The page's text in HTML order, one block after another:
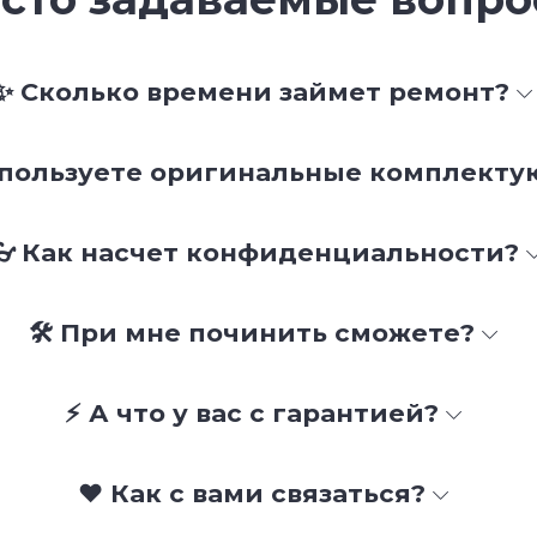
Сколько времени займет ремонт?
оригинальные
Как насчет конфиденциальности?
🛠 При мне починить сможете?
⚡ А что у вас с гарантией?
❤️ Как с вами связаться?